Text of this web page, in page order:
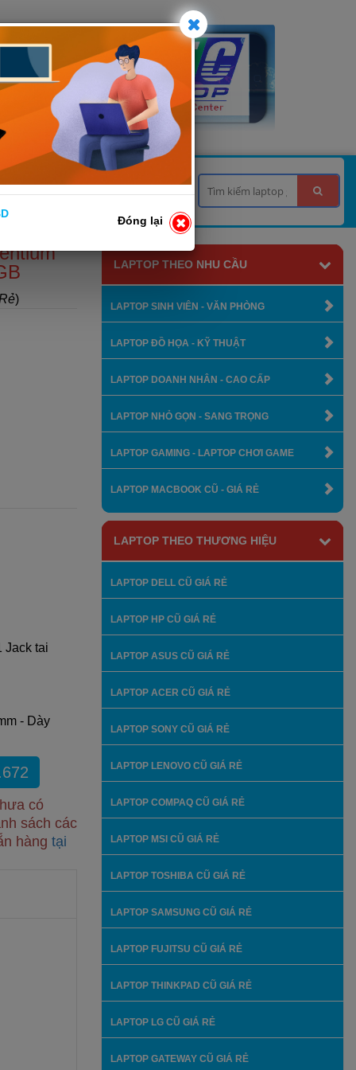
TƯ VẤN
)
Jack tai
- Dày
có
sách các
hàng tại
LAPTOP THEO NHU CẦU
LAPTOP SINH VIÊN - VĂN PHÒNG
LAPTOP ĐỒ HỌA - KỸ THUẬT
LAPTOP DOANH NHÂN - CAO CẤP
LAPTOP NHỎ GỌN - SANG TRỌNG
LAPTOP GAMING - LAPTOP CHƠI GAME
LAPTOP MACBOOK CŨ - GIÁ RẺ
LAPTOP THEO THƯƠNG HIỆU
LAPTOP DELL CŨ GIÁ RẺ
LAPTOP HP CŨ GIÁ RẺ
LAPTOP ASUS CŨ GIÁ RẺ
LAPTOP ACER CŨ GIÁ RẺ
LAPTOP SONY CŨ GIÁ RẺ
LAPTOP LENOVO CŨ GIÁ RẺ
LAPTOP COMPAQ CŨ GIÁ RẺ
LAPTOP MSI CŨ GIÁ RẺ
LAPTOP TOSHIBA CŨ GIÁ RẺ
LAPTOP SAMSUNG CŨ GIÁ RẺ
LAPTOP FUJITSU CŨ GIÁ RẺ
LAPTOP THINKPAD CŨ GIÁ RẺ
LAPTOP LG CŨ GIÁ RẺ
LAPTOP GATEWAY CŨ GIÁ RẺ
Đóng lại